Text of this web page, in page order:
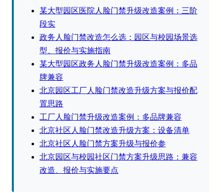
某大型园区医院人脸门禁升级改造案例：三阶
段实
政务人脸门禁改造怎么选：园区与校园场景选
型、报价与实施指南
某大型园区政务人脸门禁升级改造案例：多品
牌兼容
北京园区工厂人脸门禁改造升级方案与报价配
置思路
工厂人脸门禁升级改造案例：多品牌兼容
北京社区人脸门禁改造升级方案：设备清单
北京社区人脸门禁方案升级与报价参
北京园区与校园社区门禁方案升级思路：兼容
改造、报价与实施要点